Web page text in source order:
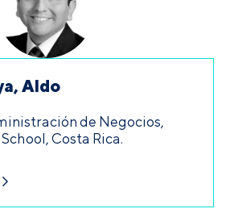
Aldo
de Negocios,
Costa Rica.